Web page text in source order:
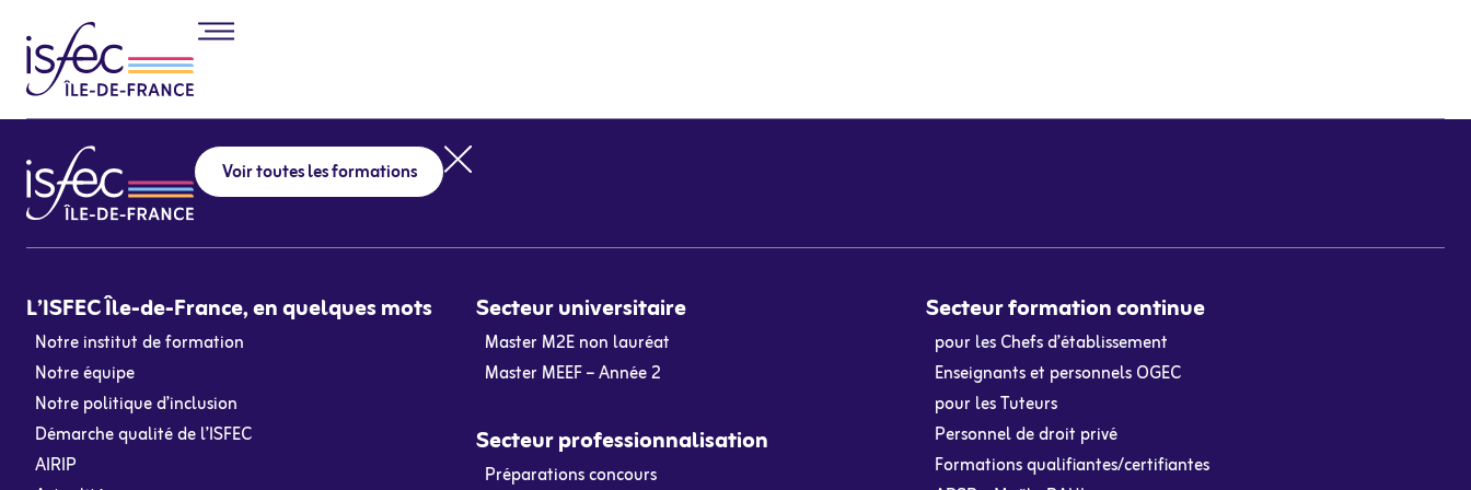
Voir toutes les formations
L’ISFEC Île-de-France, en quelques mots
Notre institut de formation
Notre équipe
Notre politique d’inclusion
Démarche qualité de l’ISFEC
AIRIP
Secteur universitaire
Master M2E non lauréat
Master MEEF – Année 2
Secteur professionnalisation
Préparations concours
Secteur formation continue
pour les Chefs d’établissement
Enseignants et personnels OGEC
pour les Tuteurs
Personnel de droit privé
Formations qualifiantes/certifiantes